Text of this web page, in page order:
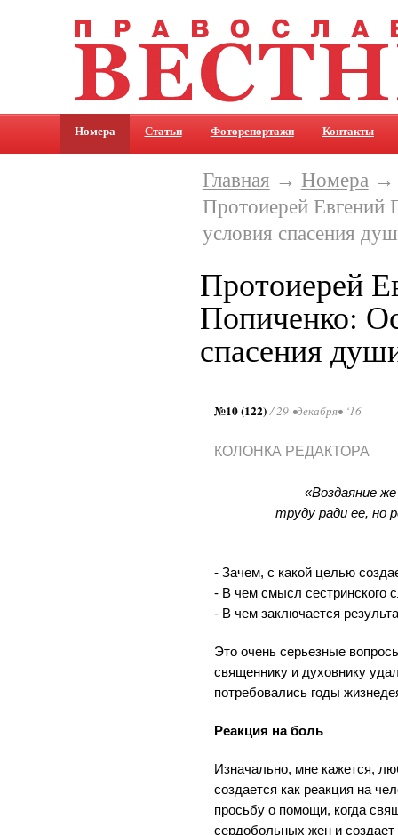
Номера Статьи Фоторепортажи Контакты
Главная → Номера
Протоиерей Евгений
условия спасения
Протоиерей
Попиченко:
спасения
№10 (122) / 29 •декабря• ‘16
КОЛОНКА РЕДАКТОРА
«Воздаяние
труду ради ее, но
- Зачем, с какой целью
- В чем смысл сестринского
- В чем заключается
Это очень серьезные
священнику и духовнику
потребовались годы
Реакция на боль
Изначально, мне кажется,
создается как реакция на
просьбу о помощи, когда
сердобольных жен и